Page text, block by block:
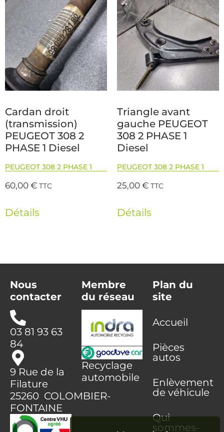
Cardan droit
(transmission)
PEUGEOT 308 2
PHASE 1 Diesel
PEUGEOT 308 2 PHASE 1
60,00€ TTC
Détails
Triangle avant
gauche PEUGEOT
308 2 PHASE 1
Diesel
PEUGEOT 308 2 PHASE 1
25,00€ TTC
Détails
Nous
contacter
03 81 93 63
84
9 Rue de la
Filature
25260 COLOMBIER-
FONTAINE
Membre
du réseau
Recyclage
automobile
Plan du
site
Accueil
Pièces
autos
Enlèvement
de véhicule
Qui
sommes-